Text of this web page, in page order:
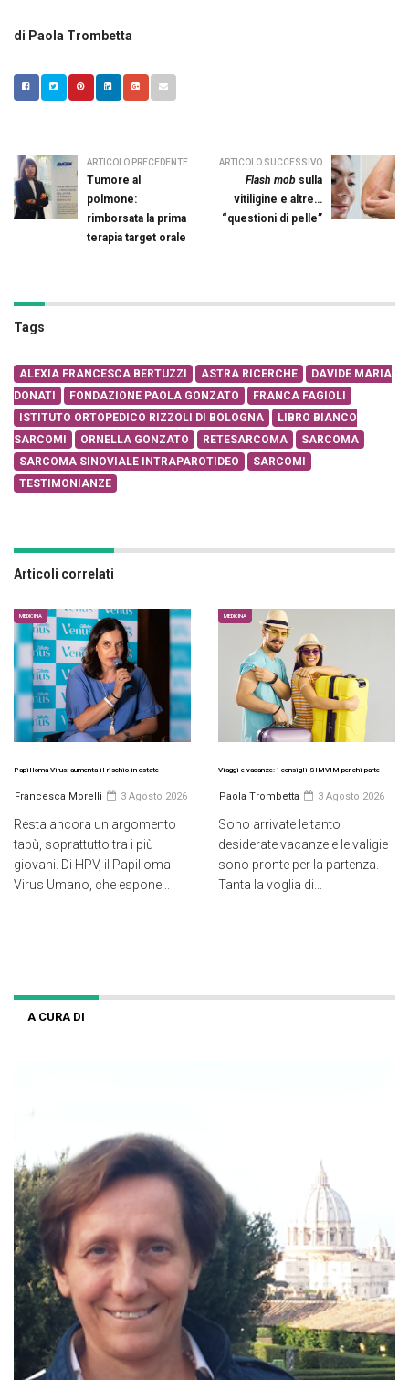
di Paola Trombetta
ARTICOLO PRECEDENTE
Tumore al
polmone:
rimborsata la prima
terapia target orale
ARTICOLO SUCCESSIVO
Flash mob sulla
vitiligine e altre…
“questioni di pelle”
Tags
ALEXIA FRANCESCA BERTUZZI ASTRA RICERCHE
DAVIDE MARIA
DONATI
FONDAZIONE PAOLA GONZATO
FRANCA FAGIOLI
ISTITUTO ORTOPEDICO RIZZOLI DI BOLOGNA
LIBRO BIANCO
SARCOMI
ORNELLA GONZATO RETESARCOMA
SARCOMA
SARCOMA SINOVIALE INTRAPAROTIDEO
SARCOMI
TESTIMONIANZE
Articoli correlati
MEDICINA
Papilloma Virus: aumenta il rischio in estate
Francesca Morelli 3 Agosto 2026
Resta ancora un argomento
tabù, soprattutto tra i più
giovani. Di HPV, il Papilloma
Virus Umano, che espone...
MEDICINA
Viaggi e vacanze: i consigli SIMVIM per chi parte
Paola Trombetta 3 Agosto 2026
Sono arrivate le tanto
desiderate vacanze e le valigie
sono pronte per la partenza.
Tanta la voglia di...
A CURA DI